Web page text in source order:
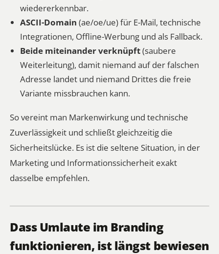
wiedererkennbar.
ASCII-Domain (ae/oe/ue) für E-Mail, technische
Integrationen, Offline-Werbung und als Fallback.
Beide miteinander verknüpft(saubere
Weiterleitung), damit niemand auf der falschen
Adresse landet und niemand Drittes die freie
Variante missbrauchen kann.
So vereint man Markenwirkung und technische
Zuverlässigkeit und schließt gleichzeitig die
Sicherheitslücke. Es ist die seltene Situation, in der
Marketing und Informationssicherheit exakt
dasselbe empfehlen.
Dass Umlaute im Branding
funktionieren, ist längst bewiesen